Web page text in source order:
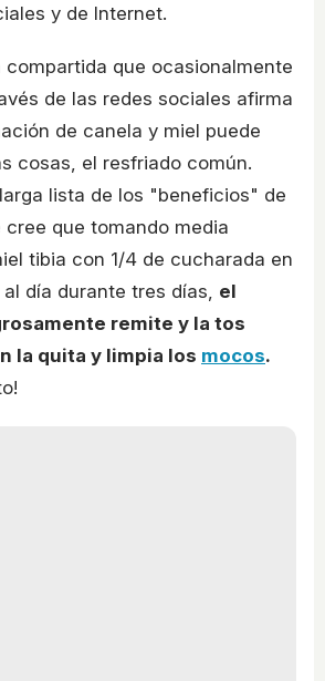
y de Internet.
compartida que ocasionalmente
de las redes sociales afirma
de canela y miel puede
cosas, el resfriado común.
lista de los "beneficios" de
cree que tomando media
tibia con 1/4 de cucharada en
día durante tres días, el
remite y la tos
la quita y limpia los mocos.